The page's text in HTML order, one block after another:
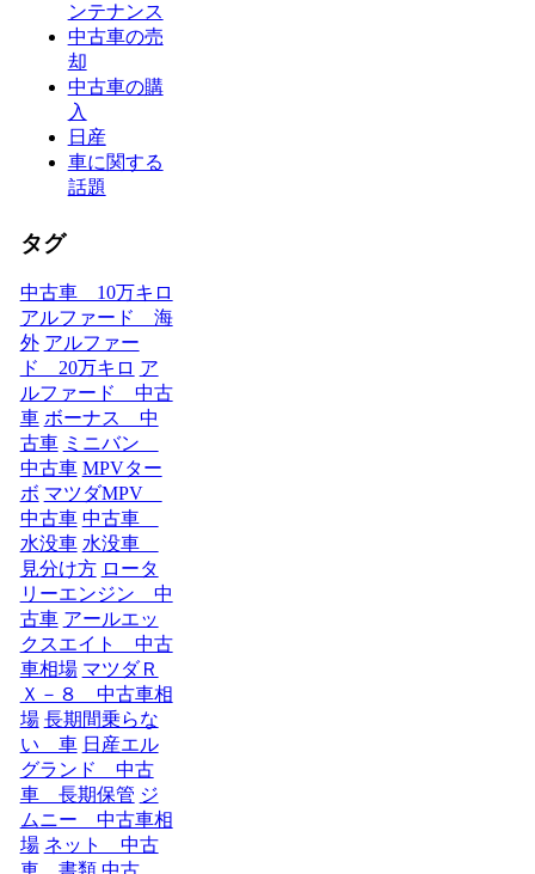
ンテナンス
中古車の売
却
中古車の購
入
日産
車に関する
話題
タグ
中古車 10万キロ
アルファード 海
外 アルファー
ド 20万キロ ア
ルファード 中古
車 ボーナス 中
古車 ミニバン
中古車 MPVター
ボ マツダMPV
中古車 中古車
水没車 水没車
見分け方 ロータ
リーエンジン 中
古車 アールエッ
クスエイト 中古
車相場 マツダＲ
Ｘ－８ 中古車相
場 長期間乗らな
い 車 日産エル
グランド 中古
車 長期保管 ジ
ムニー 中古車相
場 ネット 中古